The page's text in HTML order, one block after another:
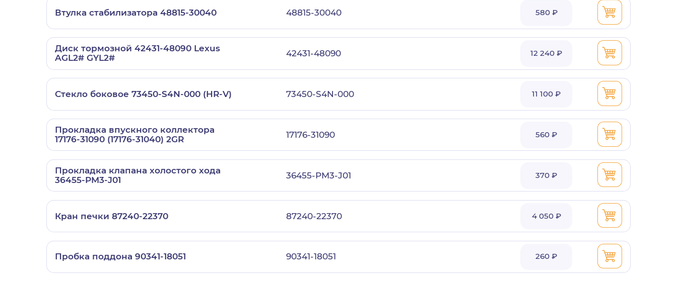
Втулка стабилизатора 48815-30040 48815-30040 580 ₽
Диск тормозной 42431-48090 Lexus
AGL2# GYL2#
42431-48090 12 240 ₽
Стекло боковое 73450-S4N-000 (HR-V) 73450-S4N-000 11 100 ₽
Прокладка впускного коллектора
17176-31090 (17176-31040) 2GR
17176-31090 560 ₽
Прокладка клапана холостого хода
36455-PM3-J01
36455-PM3-J01 370 ₽
Кран печки 87240-22370 87240-22370 4 050 ₽
Пробка поддона 90341-18051 90341-18051 260 ₽